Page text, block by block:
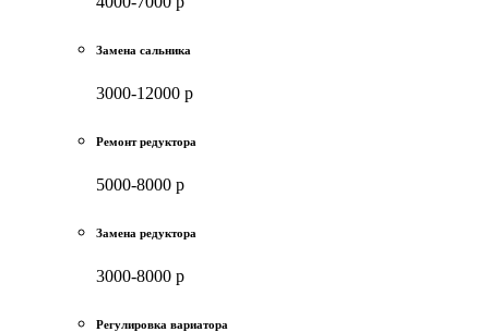
Замена сальника
3000-12000 р
Ремонт редуктора
5000-8000 р
Замена редуктора
3000-8000 р
Регулировка вариатора